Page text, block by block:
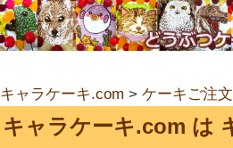
キャラケーキ.com > ケーキご注
キャラケーキ.com は